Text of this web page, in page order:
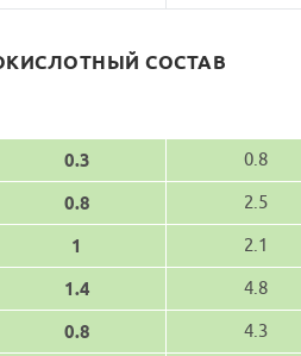
СОСТАВ
0.3 0.8
0.8 2.5
1 2.1
1.4 4.8
0.8 4.3